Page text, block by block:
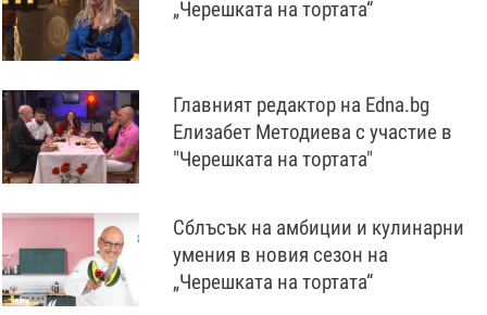
„Черешката на тортата“
Главният редактор на Edna.bg
Елизабет Методиева с участие в
"Черешката на тортата"
Сблъсък на амбиции и кулинарни
умения в новия сезон на
„Черешката на тортата“